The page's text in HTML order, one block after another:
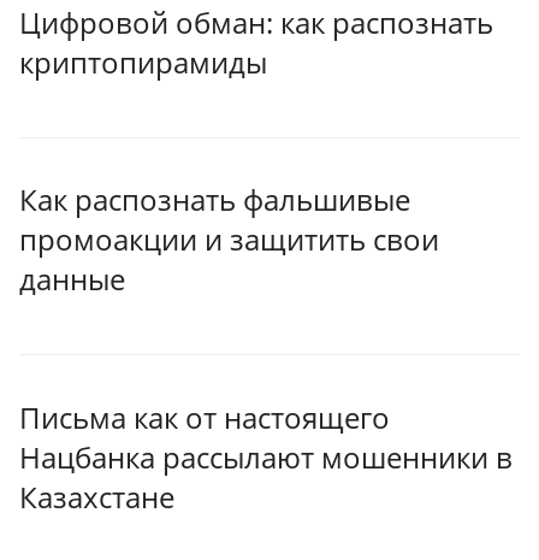
Цифровой обман: как распознать
криптопирамиды
Как распознать фальшивые
промоакции и защитить свои
данные
Письма как от настоящего
Нацбанка рассылают мошенники в
Казахстане